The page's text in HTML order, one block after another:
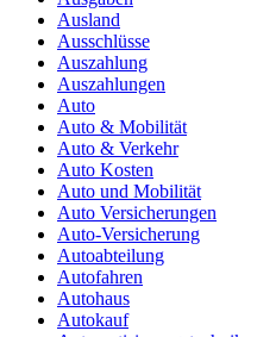
Ausland
Ausschlüsse
Auszahlung
Auszahlungen
Auto
Auto & Mobilität
Auto & Verkehr
Auto Kosten
Auto und Mobilität
Auto Versicherungen
Auto-Versicherung
Autoabteilung
Autofahren
Autohaus
Autokauf